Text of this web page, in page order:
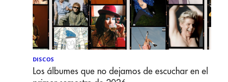
DISCOS
Los álbumes que no dejamos de escuchar en el